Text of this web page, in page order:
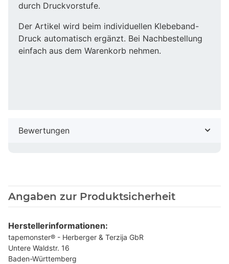
durch Druckvorstufe.
Der Artikel wird beim individuellen Klebeband-
Druck automatisch ergänzt. Bei Nachbestellung
einfach aus dem Warenkorb nehmen.
Bewertungen
Angaben zur Produktsicherheit
Herstellerinformationen:
tapemonster® - Herberger & Terzija GbR
Untere Waldstr. 16
Baden-Württemberg